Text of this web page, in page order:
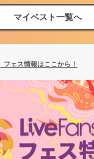
マイベスト一覧へ
フェス情報はここから！
グ】2026年上半期編発表！
フェス情報はここから！
ング】2026年上半期編発表！